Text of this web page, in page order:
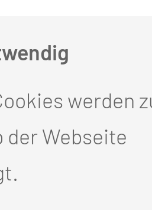
Larynx-
an
werden
der Webseite